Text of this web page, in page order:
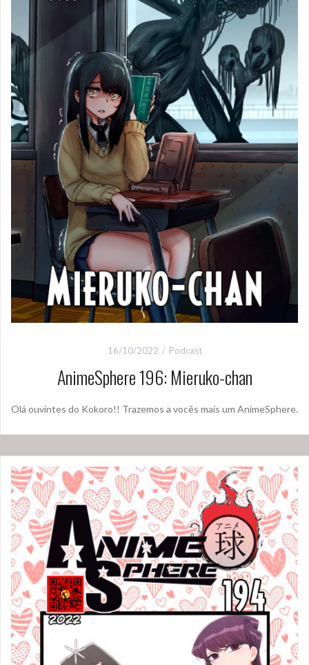
16/10/2022 Podcast
AnimeSphere 196: Mieruko-chan
Olá ouvintes do Kokoro!! Trazemos a vocês mais um AnimeSphere.